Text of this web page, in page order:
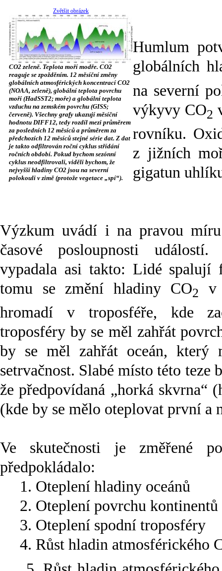
Zvětšit obrázek
CO2 zeleně. Teplota moří modře. CO2
reaguje se zpožděním. 12 měsíční změny
globálních atmosférických koncentrací CO2
(NOAA, zeleně), globální teplota povrchu
moří (HadSST2; moře) a globální teplota
vzduchu na zemském povrchu (GISS;
červeně). Všechny grafy ukazují měsíční
hodnotu DIFF12, tedy rozdíl mezi průměrem
za posledních 12 měsíců a průměrem za
předchozích 12 měsíců stejné série dat. Z dat
je takto odfiltrován roční cyklus střídání
ročních období. Pokud bychom sezónní
cyklus neodfiltrovali, viděli bychom, že
nejvyšší hladiny CO2 jsou na severní
polokouli v zimě (protože vegetace „spí“).
Humlum
globálních
na severní
výkyvy CO2
rovníku.
z jižních
gigatun
Výzkum uvádí i na pravou
časové posloupnosti událostí.
vypadala asi takto: Lidé
tomu se změní hladiny CO2
v
hromadí v troposféře, kde
troposféry by se měl zahřát
by se měl zahřát oceán, který
setrvačnost. Slabé místo této
že předpovídaná „horká skvrna“
(kde by se mělo oteplovat první
Ve skutečnosti je změřené
předpokládalo:
1. Oteplení hladiny oceánů
2. Oteplení povrchu kontinentů
3. Oteplení spodní troposféry
4. Růst hladin atmosférického